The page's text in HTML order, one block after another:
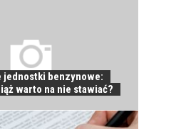
jednostki benzynowe:
warto na nie stawiać?